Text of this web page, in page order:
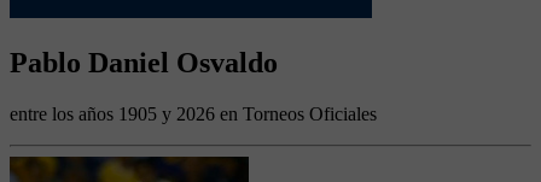
Pablo Daniel Osvaldo
entre los años 1905 y 2026 en Torneos Oficiales